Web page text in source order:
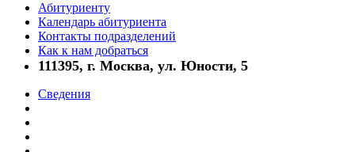
Абитуриенту
Календарь абитуриента
Контакты подразделений
Как к нам добраться
111395, г. Москва, ул. Юности, 5
Сведения